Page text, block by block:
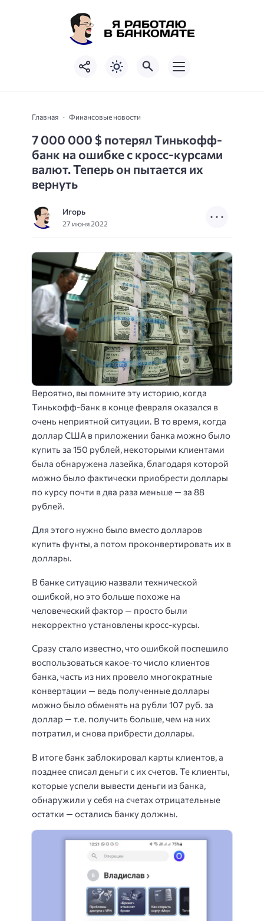
Главная Финансовые новости
7 000 000 $ потерял Тинькофф-
банк на ошибке с кросс-курсами
валют. Теперь он пытается их
вернуть
Игорь
27 июня 2022
Вероятно, вы помните эту историю, когда
Тинькофф-банк в конце февраля оказался в
очень неприятной ситуации. В то время, когда
доллар США в приложении банка можно было
купить за 150 рублей, некоторыми клиентами
была обнаружена лазейка, благодаря которой
можно было фактически приобрести доллары
по курсу почти в два раза меньше — за 88
рублей.
Для этого нужно было вместо долларов
купить фунты, а потом проконвертировать их в
доллары.
В банке ситуацию назвали технической
ошибкой, но это больше похоже на
человеческий фактор — просто были
некорректно установлены кросс-курсы.
Сразу стало известно, что ошибкой поспешило
воспользоваться какое-то число клиентов
банка, часть из них провело многократные
конвертации — ведь полученные доллары
можно было обменять на рубли 107 руб. за
доллар — т.е. получить больше, чем на них
потратил, и снова прибрести доллары.
В итоге банк заблокировал карты клиентов, а
позднее списал деньги с их счетов. Те клиенты,
которые успели вывести деньги из банка,
обнаружили у себя на счетах отрицательные
остатки — остались банку должны.